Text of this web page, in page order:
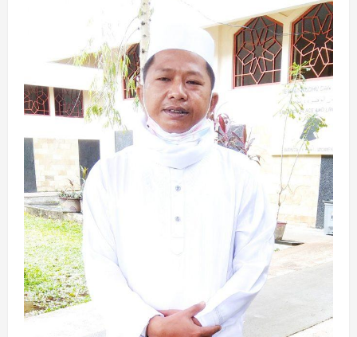
Rapid
Test
Antigen
Covid-
19